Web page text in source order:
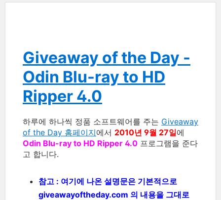
Giveaway of the Day -
Odin Blu-ray to HD
Ripper 4.0
하루에 하나씩 정품 소프트웨어를 주는 Giveaway
of the Day 홈페이지에서 2010년 9월 27일에
Odin Blu-ray to HD Ripper 4.0 프로그램을 준다
고 합니다.
참고 : 여기에 나온 설명문은 기본적으로
giveawayoftheday.com 의 내용을 그대로